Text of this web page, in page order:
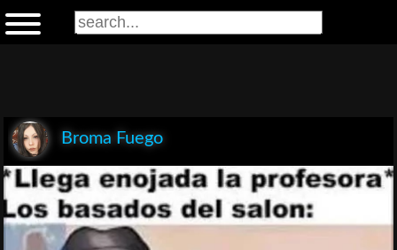
Broma Fuego